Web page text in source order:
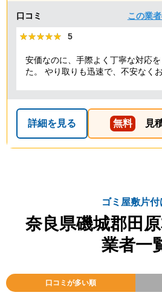
口コミ この業
★★★★★
★★★★★ 5
安価なのに、手際よく丁寧な対応
た。 やり取りも迅速で、不安なく
詳細を見る 無料 見
ゴミ屋敷片付
奈良県磯城郡田
業者一
口コミが多い順